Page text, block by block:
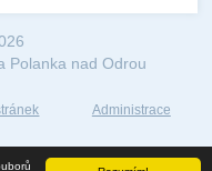
Polanka nad Odrou
Administrace